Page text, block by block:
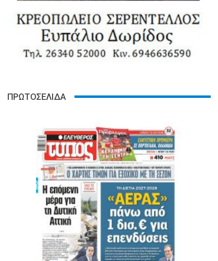
ΠΡΩΤΟΣΕΛΙΔΑ